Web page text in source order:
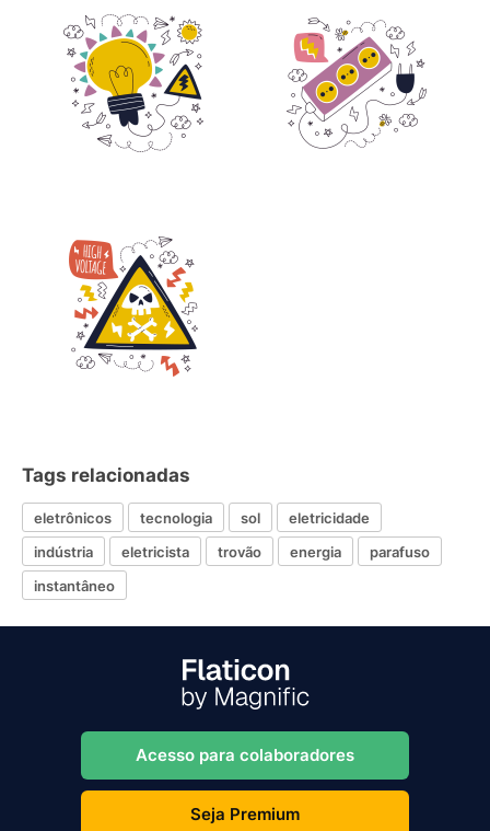
Tags relacionadas
eletrônicos tecnologia sol
eletricidade
indústria
eletricista trovão energia
parafuso
instantâneo
Acesso para colaboradores
Seja Premium